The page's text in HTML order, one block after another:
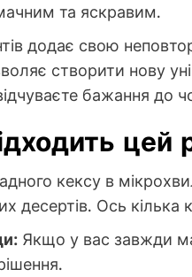
та яскравим.
додає свою
створити нову
бажання до
цей
кексу в
Ось кілька
Якщо у вас завжди